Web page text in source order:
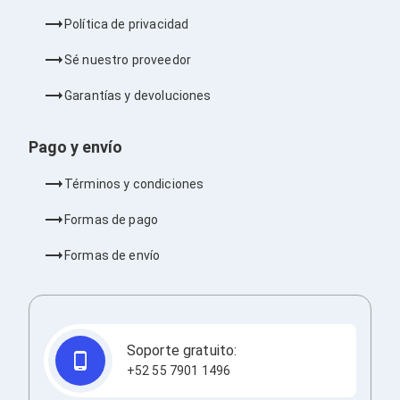
Unidades de Disco
Desktop y Portátiles
Cargadores
Candados para Laptops
Bases para Laptops
Tablets
Fundas y Skins
Tablets
Webcams y Audio
Webcams
Accesorios para PC's
Bases para PC's
Política de privacidad
Sé nuestro proveedor
Garantías y devoluciones
Pago y envío
Términos y condiciones
Formas de pago
Formas de envío
Soporte gratuito:
+52 55 7901 1496